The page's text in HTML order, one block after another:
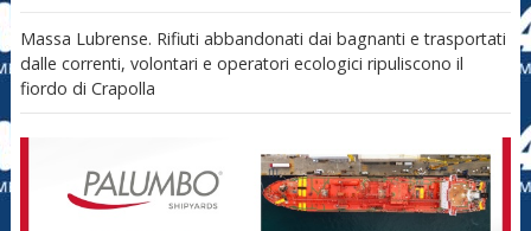
Massa Lubrense. Rifiuti abbandonati dai bagnanti e trasportati
dalle correnti, volontari e operatori ecologici ripuliscono il
fiordo di Crapolla